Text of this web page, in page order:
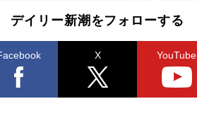
デイリー新潮をフォローする
X YouTube